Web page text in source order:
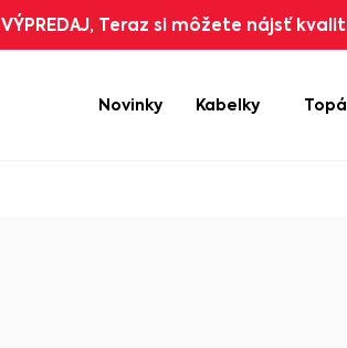
VÝPREDAJ, Teraz si môžete nájsť
Novinky Kabelky